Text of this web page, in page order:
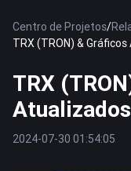
Centro de Projetos/
TRX (TRON) &
TRX
2024-07-30 01:54:05